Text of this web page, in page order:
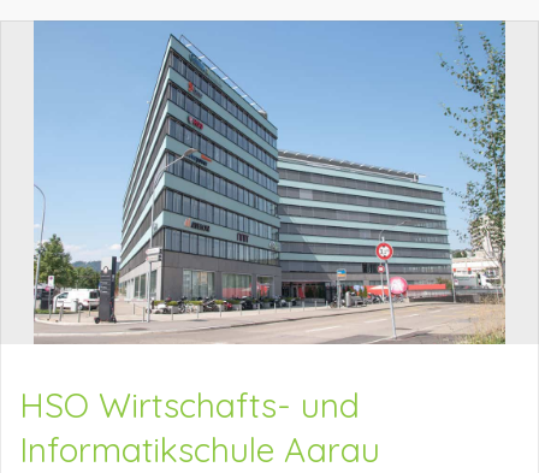
HSO Wirtschafts- und
Informatikschule Aarau